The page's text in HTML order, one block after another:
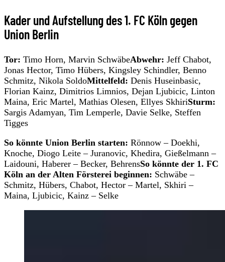
Kader und Aufstellung des 1. FC Köln gegen
Union Berlin
Tor: Timo Horn, Marvin SchwäbeAbwehr: Jeff Chabot,
Jonas Hector, Timo Hübers, Kingsley Schindler, Benno
Schmitz, Nikola SoldoMittelfeld: Denis Huseinbasic,
Florian Kainz, Dimitrios Limnios, Dejan Ljubicic, Linton
Maina, Eric Martel, Mathias Olesen, Ellyes SkhiriSturm:
Sargis Adamyan, Tim Lemperle, Davie Selke, Steffen
Tigges
So könnte Union Berlin starten: Rönnow – Doekhi,
Knoche, Diogo Leite – Juranovic, Khedira, Gießelmann –
Laidouni, Haberer – Becker, BehrensSo könnte der 1. FC
Köln an der Alten Försterei beginnen: Schwäbe –
Schmitz, Hübers, Chabot, Hector – Martel, Skhiri –
Maina, Ljubicic, Kainz – Selke